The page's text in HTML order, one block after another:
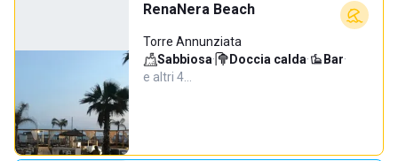
RenaNera Beach
Torre Annunziata
Sabbiosa· Doccia calda· Bar·
e altri 4…